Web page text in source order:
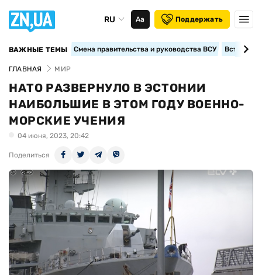
RU Аа Поддержать
ВАЖНЫЕ ТЕМЫ Смена правительства и руководства ВСУ
ГЛАВНАЯ МИР
НАТО РАЗВЕРНУЛО В ЭСТОНИИ
НАИБОЛЬШИЕ В ЭТОМ ГОДУ ВОЕННО-
МОРСКИЕ УЧЕНИЯ
04 июня, 2023, 20:42
Поделиться